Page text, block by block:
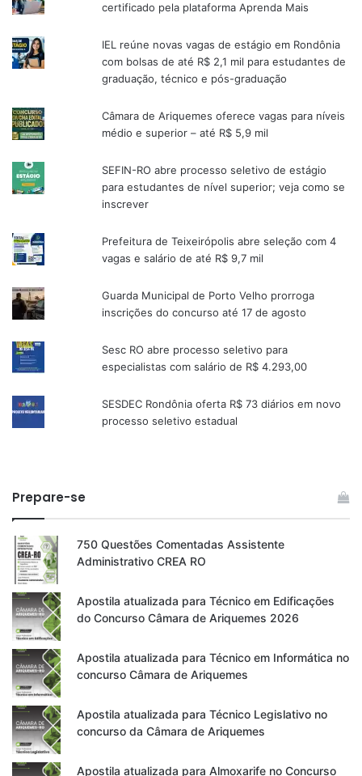
certificado pela plataforma Aprenda Mais
IEL reúne novas vagas de estágio em Rondônia
com bolsas de até R$ 2,1 mil para estudantes de
graduação, técnico e pós-graduação
Câmara de Ariquemes oferece vagas para níveis
médio e superior – até R$ 5,9 mil
SEFIN-RO abre processo seletivo de estágio
para estudantes de nível superior; veja como se
inscrever
Prefeitura de Teixeirópolis abre seleção com 4
vagas e salário de até R$ 9,7 mil
Guarda Municipal de Porto Velho prorroga
inscrições do concurso até 17 de agosto
Sesc RO abre processo seletivo para
especialistas com salário de R$ 4.293,00
SESDEC Rondônia oferta R$ 73 diários em novo
processo seletivo estadual
Prepare-se
750 Questões Comentadas Assistente
Administrativo CREA RO
Apostila atualizada para Técnico em Edificações
do Concurso Câmara de Ariquemes 2026
Apostila atualizada para Técnico em Informática no
concurso Câmara de Ariquemes
Apostila atualizada para Técnico Legislativo no
concurso da Câmara de Ariquemes
Apostila atualizada para Almoxarife no Concurso